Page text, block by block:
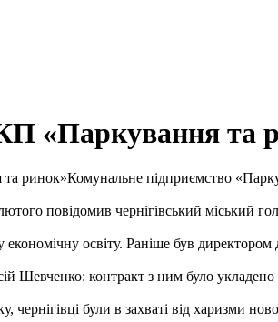
«Паркування та
Комунальне підприємство
повідомив чернігівський міський
освіту. Раніше був
Шевченко: контракт з ним було
чернігівці були в захваті від харизми